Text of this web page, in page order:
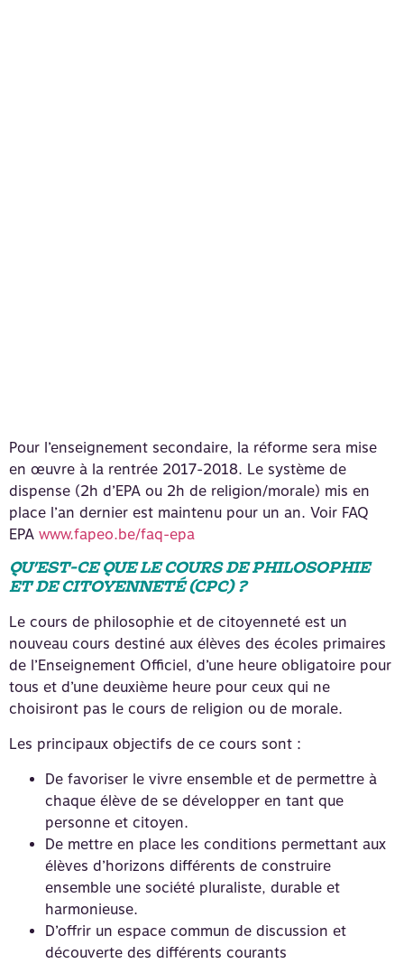
Pour l’enseignement secondaire, la réforme sera mise
en œuvre à la rentrée 2017-2018. Le système de
dispense (2h d’EPA ou 2h de religion/morale) mis en
place l’an dernier est maintenu pour un an. Voir FAQ
EPA www.fapeo.be/faq-epa
QU’EST-CE QUE LE COURS DE PHILOSOPHIE
ET DE CITOYENNETÉ (CPC) ?
Le cours de philosophie et de citoyenneté est un
nouveau cours destiné aux élèves des écoles primaires
de l’Enseignement Officiel, d’une heure obligatoire pour
tous et d’une deuxième heure pour ceux qui ne
choisiront pas le cours de religion ou de morale.
Les principaux objectifs de ce cours sont :
De favoriser le vivre ensemble et de permettre à
chaque élève de se développer en tant que
personne et citoyen.
De mettre en place les conditions permettant aux
élèves d’horizons différents de construire
ensemble une société pluraliste, durable et
harmonieuse.
D’offrir un espace commun de discussion et
découverte des différents courants